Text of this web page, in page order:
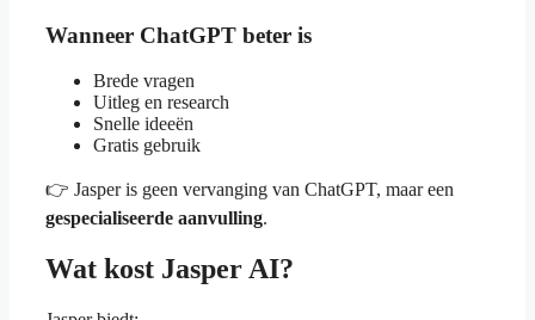
Wanneer ChatGPT beter is
Brede vragen
Uitleg en research
Snelle ideeën
Gratis gebruik
👉 Jasper is geen vervanging van ChatGPT, maar een
gespecialiseerde aanvulling.
Wat kost Jasper AI?